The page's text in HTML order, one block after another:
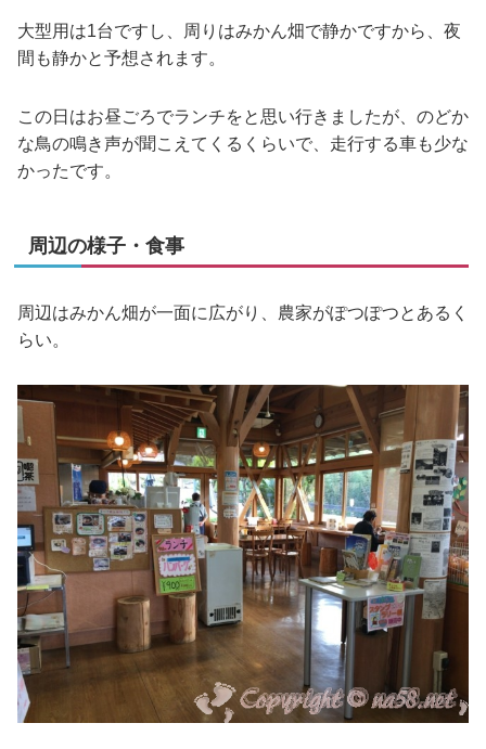
大型用は1台ですし、周りはみかん畑で静かですから、夜
間も静かと予想されます。
この日はお昼ごろでランチをと思い行きましたが、のどか
な鳥の鳴き声が聞こえてくるくらいで、走行する車も少な
かったです。
周辺の様子・食事
周辺はみかん畑が一面に広がり、農家がぽつぽつとあるく
らい。